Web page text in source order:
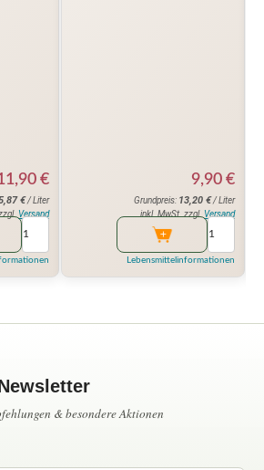
€
€/ Liter
Versand
9,90 €
Grundpreis: 13,20 €/ Liter
inkl. MwSt. zzgl. Versand
Lebensmittelinformationen
& besondere Aktionen